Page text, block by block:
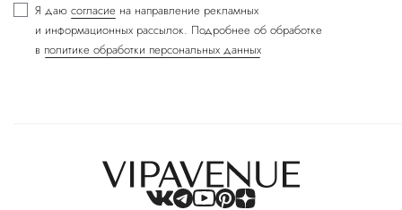
Я даю согласие на направление рекламных
и информационных рассылок. Подробнее об обработке
в политике обработки персональных данных